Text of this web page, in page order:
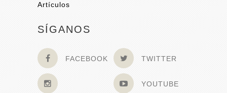
Artículos
SÍGANOS
FACEBOOK TWITTER
YOUTUBE